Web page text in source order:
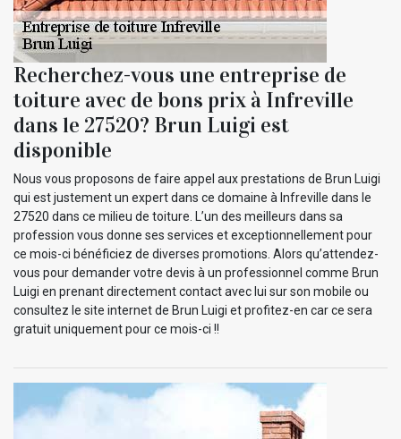
Recherchez-vous une entreprise de
toiture avec de bons prix à Infreville
dans le 27520? Brun Luigi est
disponible
Nous vous proposons de faire appel aux prestations de Brun Luigi
qui est justement un expert dans ce domaine à Infreville dans le
27520 dans ce milieu de toiture. L’un des meilleurs dans sa
profession vous donne ses services et exceptionnellement pour
ce mois-ci bénéficiez de diverses promotions. Alors qu’attendez-
vous pour demander votre devis à un professionnel comme Brun
Luigi en prenant directement contact avec lui sur son mobile ou
consultez le site internet de Brun Luigi et profitez-en car ce sera
gratuit uniquement pour ce mois-ci !!